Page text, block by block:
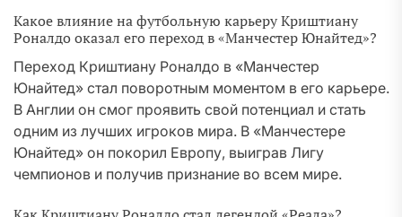
Какое влияние на футбольную карьеру Криштиану
Роналдо оказал его переход в «Манчестер Юнайтед»?
Переход Криштиану Роналдо в «Манчестер
Юнайтед» стал поворотным моментом в его карьере.
В Англии он смог проявить свой потенциал и стать
одним из лучших игроков мира. В «Манчестере
Юнайтед» он покорил Европу, выиграв Лигу
чемпионов и получив признание во всем мире.